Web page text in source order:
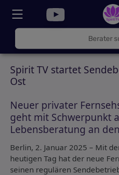
Spirit TV startet
Ost
Neuer privater
geht mit Schwerpunkt
Lebensberatung an
Berlin, 2. Januar 2025 – Mit
heutigen Tag hat der neue
seinen regulären